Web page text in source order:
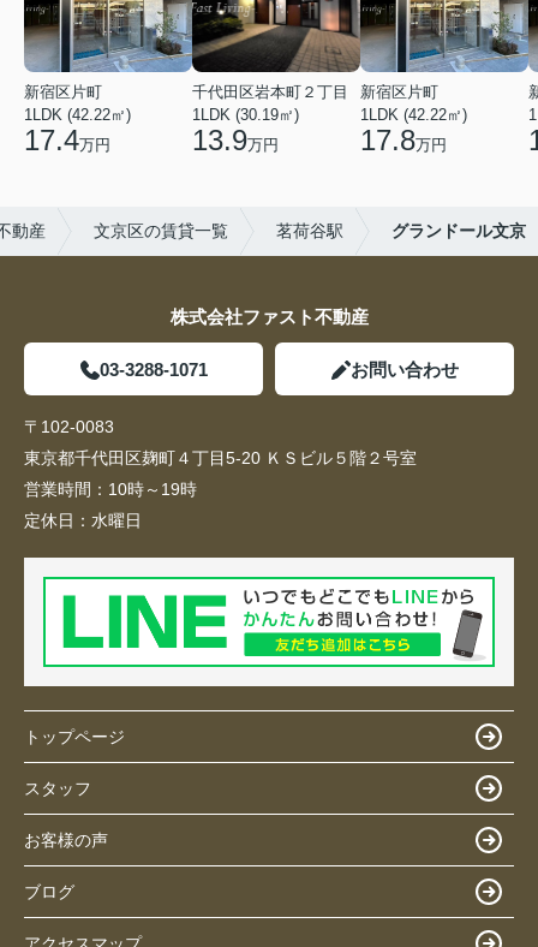
新宿区片町
1LDK (42.22㎡)
17.4万円
千代田区岩本町２丁目
1LDK (30.19㎡)
13.9万円
新宿区片町
1LDK (42.22㎡)
17.8万円
動産 文京区の賃貸一覧 茗荷谷駅 グランドール文京
株式会社ファスト不動産
03-3288-1071 お問い合わせ
〒102-0083
東京都千代田区麹町４丁目5-20 ＫＳビル５階２号室
営業時間： 10時～19時
定休日： 水曜日
トップページ
スタッフ
お客様の声
ブログ
アクセスマップ